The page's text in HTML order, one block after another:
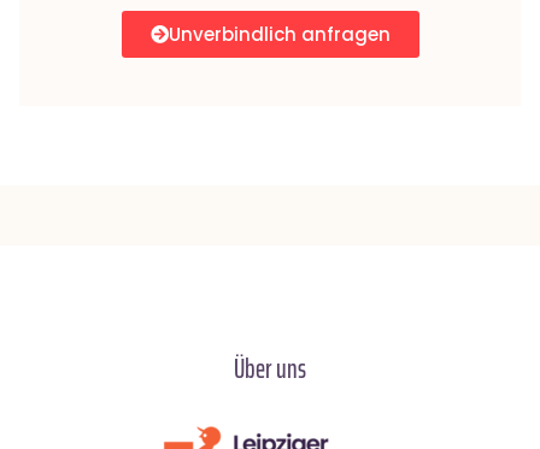
Unverbindlich anfragen
Über uns